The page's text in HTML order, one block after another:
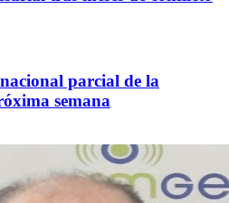
parcial de la
semana